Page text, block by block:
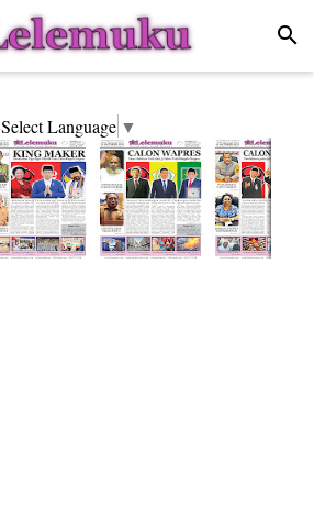
search
Select Language ▼